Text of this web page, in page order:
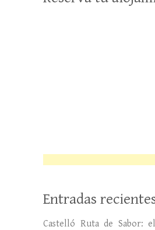
Entradas
Castelló Ruta de Sabor: